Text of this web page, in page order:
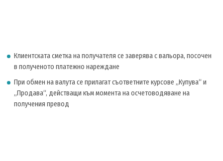
Клиентската сметка на получателя се заверява с вальора, посочен
в полученото платежно нареждане
При обмен на валута се прилагат съответните курсове „Купува“ и
„Продава“, действащи към момента на осчетоводяване на
получения превод